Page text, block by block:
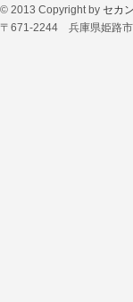
© 2013 Copyright by セカ
〒671-2244 兵庫県姫路